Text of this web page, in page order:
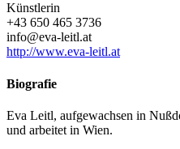
Künstlerin
+43 650 465 3736
info@eva-leitl.at
http://www.eva-leitl.at
Biografie
Eva Leitl, aufgewachsen in
und arbeitet in Wien.